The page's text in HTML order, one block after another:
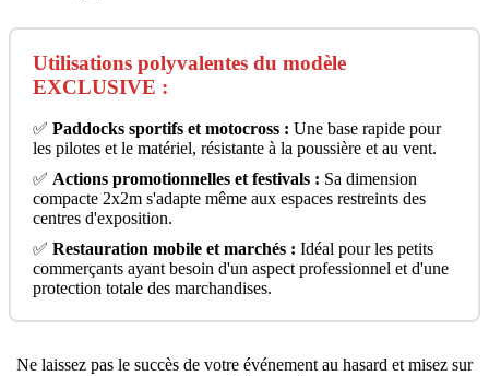
Utilisations polyvalentes du modèle
EXCLUSIVE :
✅ Paddocks sportifs et motocross : Une base rapide pour
les pilotes et le matériel, résistante à la poussière et au vent.
✅ Actions promotionnelles et festivals : Sa dimension
compacte 2x2m s'adapte même aux espaces restreints des
centres d'exposition.
✅ Restauration mobile et marchés : Idéal pour les petits
commerçants ayant besoin d'un aspect professionnel et d'une
protection totale des marchandises.
Ne laissez pas le succès de votre événement au hasard et misez sur